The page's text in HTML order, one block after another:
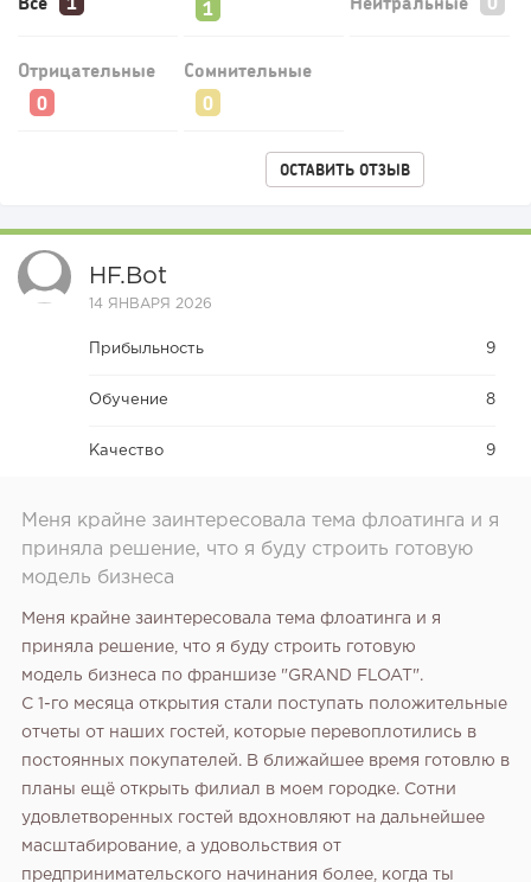
Отрицательные Сомнительные
ОСТАВИТЬ ОТЗЫВ
HF.bot
14 ЯНВАРЯ 2026
Прибыльность 9
Обучение 8
Качество 9
Меня крайне заинтересовала тема флоатинга и я
приняла решение, что я буду строить готовую
модель бизнеса
Меня крайне заинтересовала тема флоатинга и я
приняла решение, что я буду строить готовую
модель бизнеса по франшизе "GRAND FLOAT".
С 1-го месяца открытия стали поступать положительные
отчеты от наших гостей, которые перевоплотились в
постоянных покупателей. В ближайшее время готовлю в
планы ещё открыть филиал в моем городке. Сотни
удовлетворенных гостей вдохновляют на дальнейшее
масштабирование, а удовольствия от
предпринимательского начинания более, когда ты